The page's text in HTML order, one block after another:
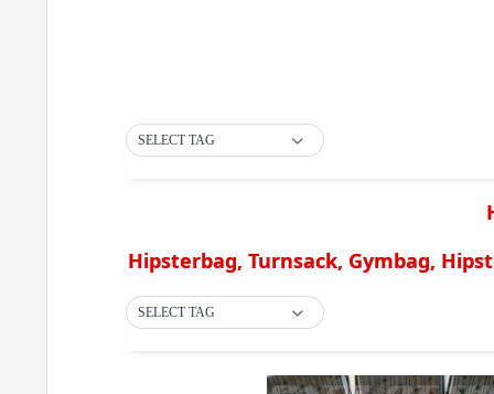
SELECT TAG
Hipsterbag, Turnsack, Gymbag,
SELECT TAG